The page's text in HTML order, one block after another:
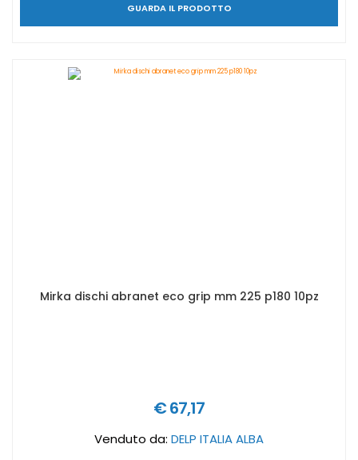
GUARDA IL PRODOTTO
Mirka dischi abranet eco grip mm 225 p180 10pz
€ 67,17
Venduto da: DELP ITALIA ALBA